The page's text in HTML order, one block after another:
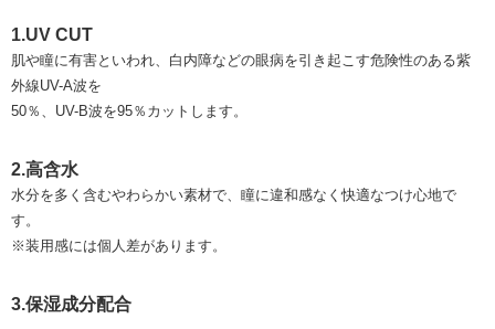
1.UV CUT
肌や瞳に有害といわれ、白内障などの眼病を引き起こす危険性のある紫
外線UV-A波を
50％、UV-B波を95％カットします。
2.高含水
水分を多く含むやわらかい素材で、瞳に違和感なく快適なつけ心地で
す。
※装用感には個人差があります。
3.保湿成分配合